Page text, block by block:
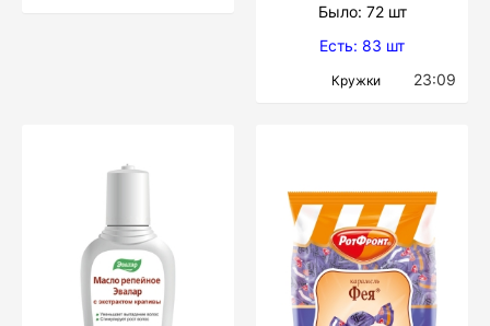
Было: 72 шт
Есть: 83 шт
Кружки 23:09